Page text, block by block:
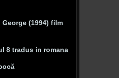
(1994) film
8 tradus in romana